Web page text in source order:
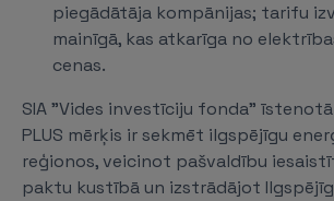
piegādātāja kompānijas; tarifu
mainīgā, kas atkarīga no
cenas.
SIA "Vides investīciju fonda”
PLUS mērķis ir sekmēt ilgspējīgu
reģionos, veicinot pašvaldību
paktu kustībā un izstrādājot